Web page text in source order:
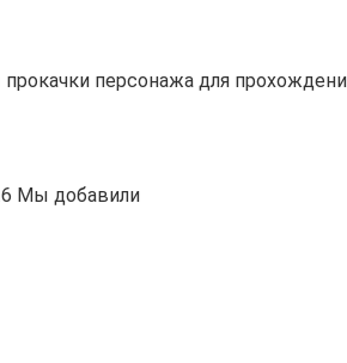
персонажа для
Мы добавили